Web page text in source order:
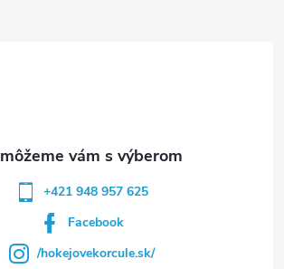
+421 948 957 625
Facebook
/hokejovekorcule.sk/